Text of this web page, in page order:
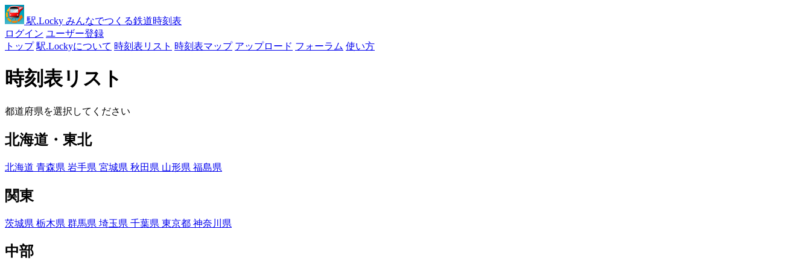
駅.Locky みんなでつくる鉄道時刻表
ログイン ユーザー登録
トップ 駅.Lockyについて 時刻表リスト 時刻表マップ アップロード フォーラム 使い方
時刻表リスト
都道府県を選択してください
北海道・東北
北海道 青森県 岩手県 宮城県 秋田県 山形県 福島県
関東
茨城県 栃木県 群馬県 埼玉県 千葉県 東京都 神奈川県
中部